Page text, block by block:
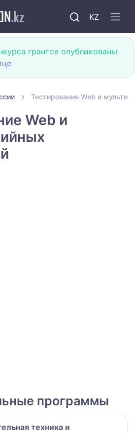
KZ
грантов опубликованы
Тестирование Web и
Web и
программы
техника и